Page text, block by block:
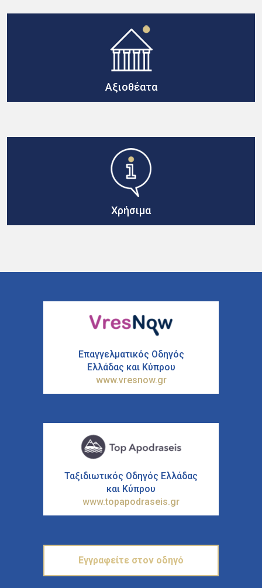
Αξιοθέατα
Χρήσιμα
Επαγγελματικός Οδηγός
Ελλάδας και Κύπρου
www.vresnow.gr
Ταξιδιωτικός Οδηγός Ελλάδας
και Κύπρου
www.topapodraseis.gr
Εγγραφείτε στον οδηγό